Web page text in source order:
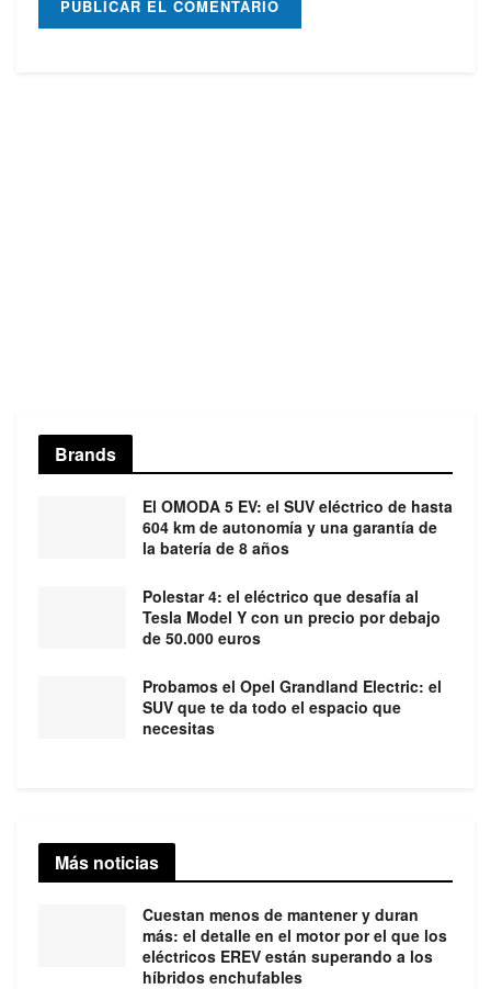
Brands
El OMODA 5 EV: el SUV eléctrico de hasta
604 km de autonomía y una garantía de
la batería de 8 años
Polestar 4: el eléctrico que desafía al
Tesla Model Y con un precio por debajo
de 50.000 euros
Probamos el Opel Grandland Electric: el
SUV que te da todo el espacio que
necesitas
Más noticias
Cuestan menos de mantener y duran
más: el detalle en el motor por el que los
eléctricos EREV están superando a los
híbridos enchufables